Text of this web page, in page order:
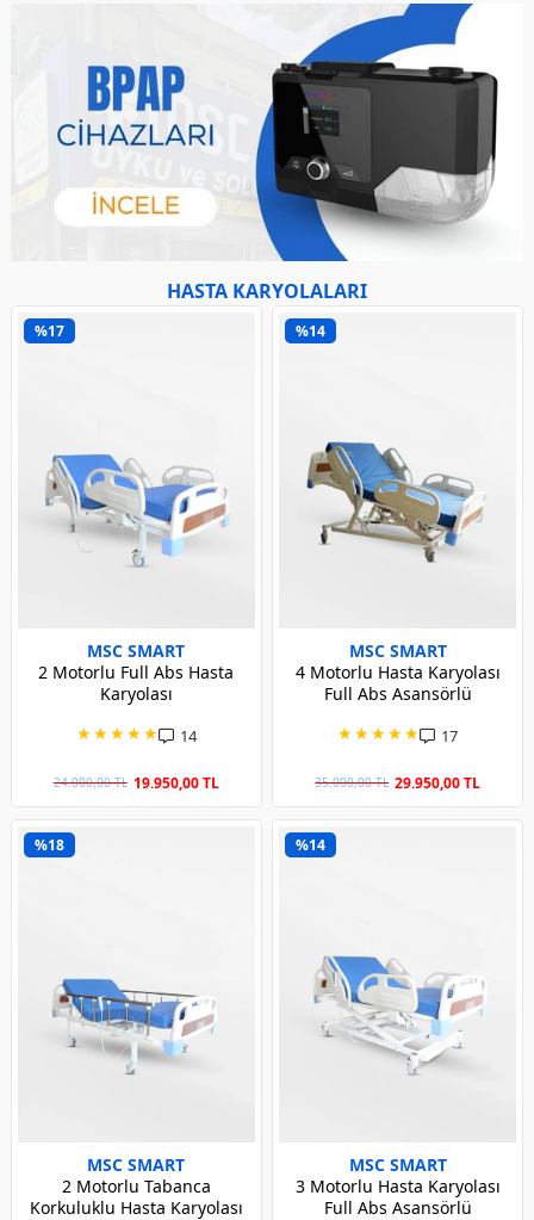
HASTA KARYOLALARI
MSC SMART
2 Motorlu Full Abs Hasta
Karyolası
★★★★★ 14
19.950,00 TL
24.000,00 TL
%17
MSC SMART
4 Motorlu Hasta Karyolası
Full Abs Asansörlü
★★★★★ 17
29.950,00 TL
35.000,00 TL
%14
MSC SMART
2 Motorlu Tabanca
Korkuluklu Hasta Karyolası
%18
MSC SMART
3 Motorlu Hasta Karyolası
Full Abs Asansörlü
%14